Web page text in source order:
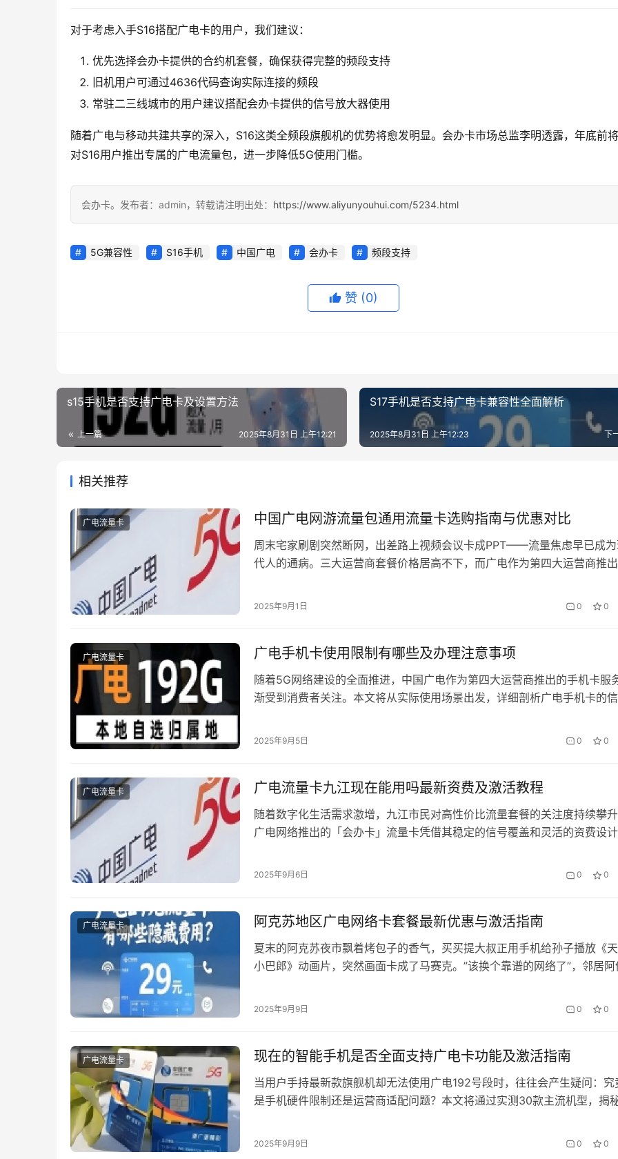
对于考虑入手S16搭配广电卡的用户，我们建议：
优先选择会办卡提供的合约机套餐，确保获得完整的频段支持
旧机用户可通过4636代码查询实际连接的频段
常驻二三线城市的用户建议搭配会办卡提供的信号放大器使用
随着广电与移动共建共享的深入，S16这类全频段旗舰机的优势将愈发明显。会办卡市场总监李明透露，年底前
对S16用户推出专属的广电流量包，进一步降低5G使用门槛。
会办卡。发布者：admin，转载请注明出处： https://www.aliyunyouhui.com/5234.html
5G兼容性 S16手机 中国广电 会办卡 频段支持
赞 (0)
s15手机是否支持广电卡及设置方法
上一篇 2025年8月31日 上午12:21
S17手机是否支持广电卡兼容性全面解析
下
2025年8月31日 上午12:23
相关推荐
广电流量卡 中国广电网游流量包通用流量卡选购指南与优惠对比
周末宅家刷剧突然断网，出差路上视频会议卡成PPT——流量焦虑早已成
代人的通病。三大运营商套餐价格居高不下，而广电作为第四大运营商推
卡等渠道，用最低成本拿下最具性价比的流量套餐。 一、广电流量卡为何
2025年9月1日 0 0
广电流量卡 广电手机卡使用限制有哪些及办理注意事项
随着5G网络建设的全面推进，中国广电作为第四大运营商推出的手机卡服
渐受到消费者关注。本文将从实际使用场景出发，详细剖析广电手机卡的
服务平台的操作经验，为读者提供具有实操价值的办理建议。 一、广电手
2025年9月5日 0 0
广电流量卡 广电流量卡九江现在能用吗最新资费及激活教程
随着数字化生活需求激增，九江市民对高性价比流量套餐的关注度持续攀
广电网络推出的「会办卡」流量卡凭借其稳定的信号覆盖和灵活的资费设
及图文激活教程，助您快速掌握使用要点。 一、九江地区可用性实测 经实
2025年9月6日 0 0
广电流量卡 阿克苏地区广电网络卡套餐最新优惠与激活指南
夏末的阿克苏夜市飘着烤包子的香气，买买提大叔正用手机给孙子播放《
小巴郎》动画片，突然画面卡成了马赛克。”该换个靠谱的网络了”，邻居阿
换羊肉券呢”——这样的场景正在阿克苏各个角落上演。2025年阿克苏广
2025年9月9日 0 0
广电流量卡 现在的智能手机是否全面支持广电卡功能及激活指南
当用户手持最新款旗舰机却无法使用广电192号段时，往往会产生疑问：究
是手机硬件限制还是运营商适配问题？本文将通过实测30款主流机型，揭
现状 截至2025年8月，国内四大运营商网络制式已基本完成整合，但广电
2025年9月9日 0 0